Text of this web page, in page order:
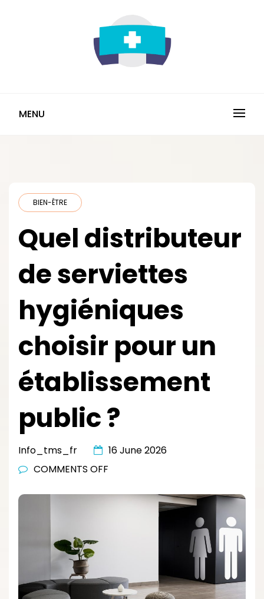
MENU
BIEN-ÊTRE
Quel distributeur
de serviettes
hygiéniques
choisir pour un
établissement
public ?
Info_tms_fr
16 June 2026
COMMENTS OFF
DISTRIBUTEUR
POUR